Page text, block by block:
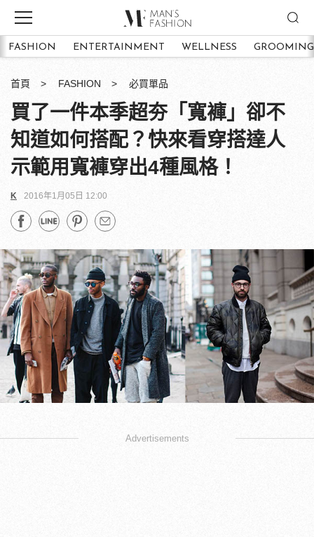
FASHION ENTERTAINMENT WELLNESS GROOMING
首頁 FASHION 必買單品
買了一件本季超夯「寬褲」卻不
知道如何搭配？快來看穿搭達人
示範用寬褲穿出4種風格！
K 2016年1月05日 12:00
Advertisements